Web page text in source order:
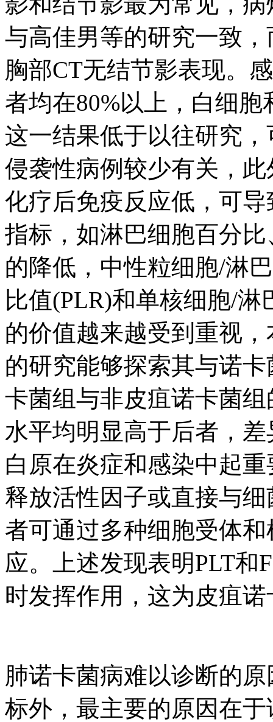
与高佳男等的研究一致
胸部CT无结节影表现。
者均在80%以上，白细
这一结果低于以往研究
侵袭性病例较少有关，
化疗后免疫反应低，可
指标，如淋巴细胞百分
的降低，中性粒细胞/淋
比值(PLR)和单核细胞/
的价值越来越受到重视
的研究能够探索其与诺
卡菌组与非皮疽诺卡菌
水平均明显高于后者，
白原在炎症和感染中起
释放活性因子或直接与
者可通过多种细胞受体
应。上述发现表明PLT和
时发挥作用，这为皮疽
肺诺卡菌病难以诊断的
标外，最主要的原因在